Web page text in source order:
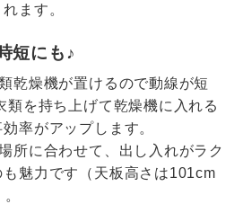
ます。
短にも♪
乾燥機が置けるので動線が短
類を持ち上げて乾燥機に入れる
率がアップします。
所に合わせて、出し入れがラク
魅力です（天板高さは101cm